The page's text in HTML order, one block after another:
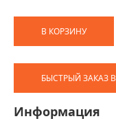
В КОРЗИНУ
БЫСТРЫЙ ЗАКАЗ
Информация